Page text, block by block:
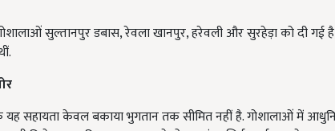
सुल्तानपुर डबास, रेवला खानपुर, हरेवली और सुरहेड़ा को दी गई
यह सहायता केवल बकाया भुगतान तक सीमित नहीं है. गोशालाओं में